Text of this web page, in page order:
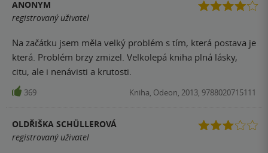
ANONYM
registrovaný uživatel
Na začátku jsem měla velký problém s tím, která postava je
která. Problém brzy zmizel. Velkolepá kniha plná lásky,
citu, ale i nenávisti a krutosti.
369 Kniha, Odeon, 2013, 9788020715111
OLDŘIŠKA SCHÜLLEROVÁ
registrovaný uživatel